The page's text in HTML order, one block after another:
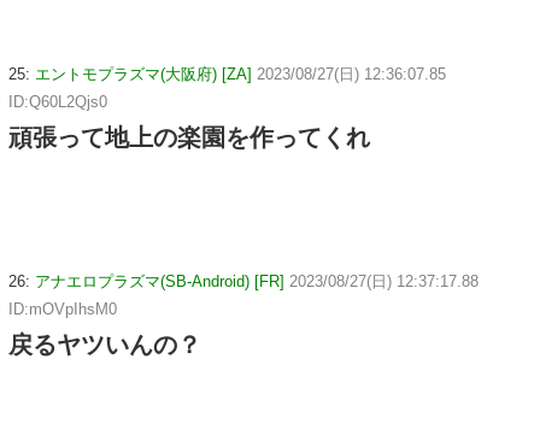
25: エントモプラズマ(大阪府) [ZA] 2023/08/27(日) 12:36:07.85
ID:Q60L2Qjs0
頑張って地上の楽園を作ってくれ
26: アナエロプラズマ(SB-Android) [FR] 2023/08/27(日) 12:37:17.88
ID:mOVpIhsM0
戻るヤツいんの？